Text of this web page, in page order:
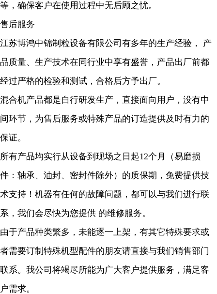
等，确保客户在使用过程中无后顾之忧。
售后服务
江苏博鸿中锦制粒设备有限公司有多年的生产经验， 产
品质量、生产技术在同行业中享有盛誉，产品出厂前都
经过严格的检验和测试，合格后方予出厂。
混合机产品都是自行研发生产，直接面向用户，没有中
间环节，为售后服务或特殊产品的订造提供及时有力的
保证。
所有产品均实行从设备到现场之日起12个月（易磨损
件：轴承、油封、密封件除外）的质保期，免费提供技
术支持！机器有任何的故障问题，都可以与我们进行联
系，我们会尽快为您提供 的维修服务。
由于产品种类繁多，未能逐一上架，有其它特殊要求或
者需要订制特殊机型配件的朋友请直接与我们销售部门
联系。我公司将竭尽所能为广大客户提供服务，满足客
户需求。